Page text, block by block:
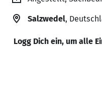
Salzwedel,
Logg Dich ein, um alle